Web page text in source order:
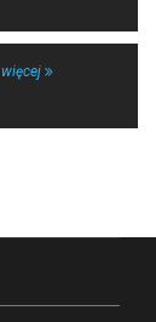
więcej